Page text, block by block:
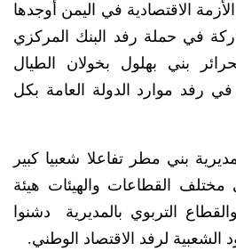
الاقتصادية في اليمن أوجدها
في حملة رفد البنك المركزي
بني بهلول بخولان الطيال
رفد موارد الدولة العامة بكل
بني مطر تفاعلا شعبيا كبير
مختلف القطاعات والهيئات هيئة
والقطاع التربوي بالمديرية دشنوا
الشعبية لرفد الاقتصاد الوطني.